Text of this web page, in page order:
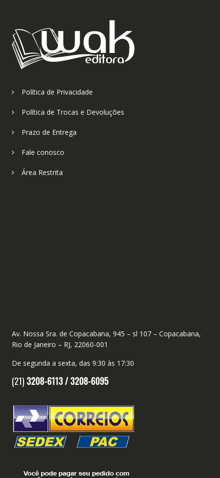
Política de Privacidade
Política de Trocas e Devoluções
Prazo de Entrega
Fale conosco
Área Restrita
Av. Nossa Sra. de Copacabana, 945 – sl 107 – Copacabana,
Rio de Janeiro – RJ, 22060-001
De segunda a sexta, das 9:30 às 17:30
(21) 3208-6113 /3208-6095